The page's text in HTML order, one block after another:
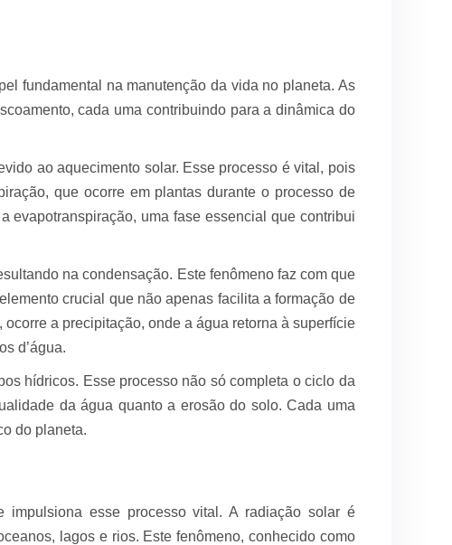
fundamental na manutenção da vida no planeta. As
cada uma contribuindo para a dinâmica do
ao aquecimento solar. Esse processo é vital, pois
que ocorre em plantas durante o processo de
evapotranspiração, uma fase essencial que contribui
na condensação. Este fenômeno faz com que
crucial que não apenas facilita a formação de
a precipitação, onde a água retorna à superfície
d’água.
hídricos. Esse processo não só completa o ciclo da
da água quanto a erosão do solo. Cada uma
do planeta.
esse processo vital. A radiação solar é
lagos e rios. Este fenômeno, conhecido como